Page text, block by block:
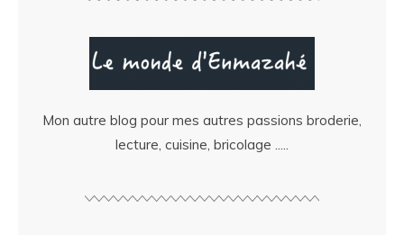
Mon autre blog pour mes autres passions broderie,
lecture, cuisine, bricolage .....